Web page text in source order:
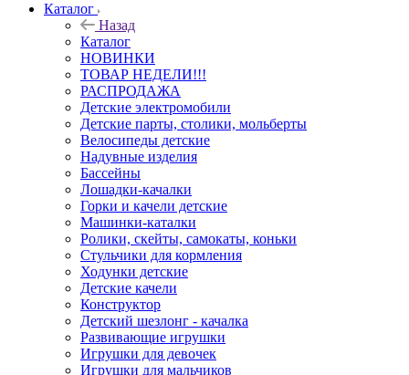
Каталог
Назад
Каталог
НОВИНКИ
ТОВАР НЕДЕЛИ!!!
РАСПРОДАЖА
Детские электромобили
Детские парты, столики, мольберты
Велосипеды детские
Надувные изделия
Бассейны
Лошадки-качалки
Горки и качели детские
Машинки-каталки
Ролики, скейты, самокаты, коньки
Стульчики для кормления
Ходунки детские
Детские качели
Конструктор
Детский шезлонг - качалка
Развивающие игрушки
Игрушки для девочек
Игрушки для мальчиков